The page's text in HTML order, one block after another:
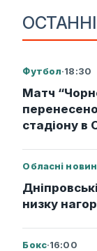
Футбол·18:30
Матч
стадіону в
Обласні
низку
Бокс·16:00